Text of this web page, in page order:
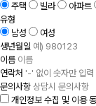
주택
빌라 아파트
유형
남성
여성
생년월일
이름
연락처
문의사항
개인정보 수집 및 이용